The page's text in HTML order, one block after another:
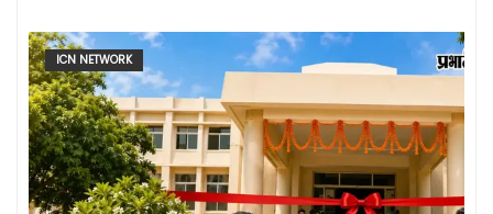
ICN NETWORK